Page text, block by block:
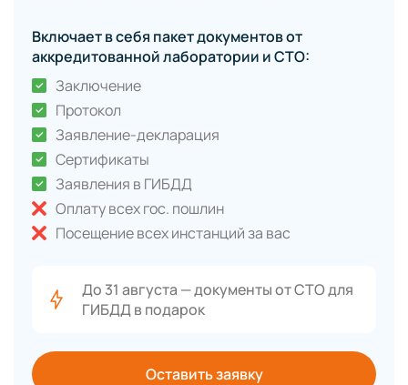
Включает в себя пакет документов от
аккредитованной лаборатории и СТО:
Заключение
Протокол
Заявление-декларация
Сертификаты
Заявления в ГИБДД
Оплату всех гос. пошлин
Посещение всех инстанций за вас
До 31 августа — документы от СТО для
ГИБДД в подарок
Оставить заявку